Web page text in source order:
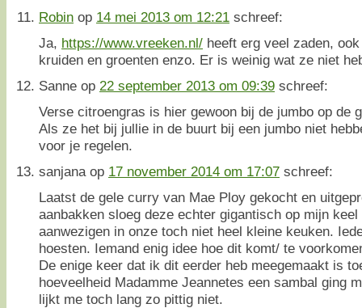
Robin op 14 mei 2013 om 12:21 schreef:
Ja, https://www.vreeken.nl/ heeft erg veel zaden,
kruiden en groenten enzo. Er is weinig wat ze niet
Sanne op 22 september 2013 om 09:39 schreef:
Verse citroengras is hier gewoon bij de jumbo op de
Als ze het bij jullie in de buurt bij een jumbo niet
voor je regelen.
sanjana op 17 november 2014 om 17:07 schreef:
Laatst de gele curry van Mae Ploy gekocht en
aanbakken sloeg deze echter gigantisch op mijn
aanwezigen in onze toch niet heel kleine keuken.
hoesten. Iemand enig idee hoe dit komt/ te
De enige keer dat ik dit eerder heb meegemaakt is
hoeveelheid Madamme Jeannetes een sambal ging
lijkt me toch lang zo pittig niet.